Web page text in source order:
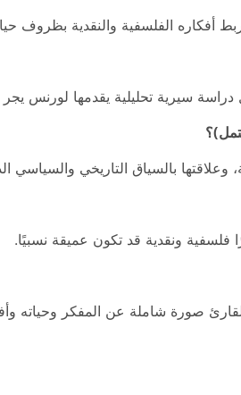
أفكاره الفلسفية والنقدية بظروف
سيرية تحليلية يقدمها لورنس يجر
وعلاقتها بالسياق التاريخي
فلسفية ونقدية قد تكون عميقة نسبيًا.
صورة شاملة عن المفكر وحياته